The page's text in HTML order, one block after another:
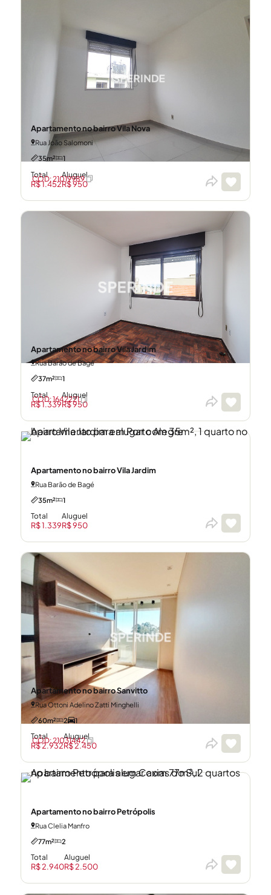
Apartamento no bairro Vila Nova
Rua João Salomoni
35m²
1
Total
R$ 1.452
Aluguel
R$ 950
CÓD: 21019989
Apartamento no bairro Vila Jardim
Rua Barão de Bagé
37m²
1
Total
R$ 1.339
Aluguel
R$ 950
CÓD: 1642221
Apartamento no bairro Vila Jardim
Rua Barão de Bagé
35m²
1
Total
R$ 1.339
Aluguel
R$ 950
CÓD: 1642224
Apartamento no bairro Sanvitto
Rua Ottoni Adelino Zatti Minghelli
60m²
2 1
Total
R$ 2.932
Aluguel
R$ 2.450
CÓD: 21031442
Apartamento no bairro Petrópolis
Rua Clelia Manfro
77m²
2
Total
R$ 2.940
Aluguel
R$ 2.500